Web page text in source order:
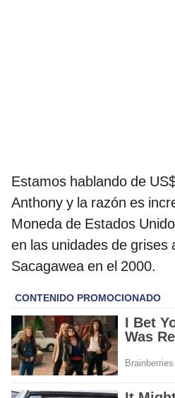
Estamos hablando de
Anthony y la razón es
Moneda de Estados
en las unidades de grises
Sacagawea en el 2000.